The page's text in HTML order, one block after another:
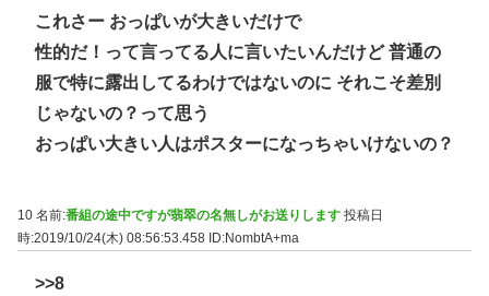
これさー おっぱいが大きいだけで
性的だ！って言ってる人に言いたいんだけど 普通の
服で特に露出してるわけではないのに それこそ差別
じゃないの？って思う
おっぱい大きい人はポスターになっちゃいけないの？
10 名前:番組の途中ですが翡翠の名無しがお送りします 投稿日
時:2019/10/24(木) 08:56:53.458 ID:NombtA+ma
>>8